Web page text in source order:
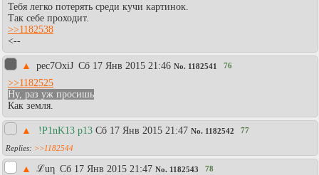
Тебя легко потерять среди кучи картинок.
Так себе проходит.
>>1182538
<--
▲ pec7OxiJ Сб 17 Янв 2015 21:46 No. 1182541 76
>>1182525
Ну, раз уж просишь
Как земля.
▲ !P1nK13 p13 Сб 17 Янв 2015 21:47 No. 1182542 77
>>1182544
▲ ℒuη Сб 17 Янв 2015 21:47 No. 1182543 78